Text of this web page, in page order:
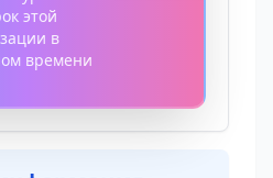
этой
в
времени